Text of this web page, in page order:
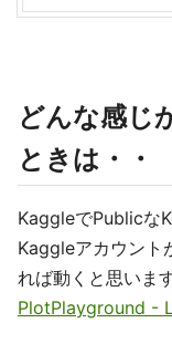
どんな感じ
ときは・・
KaggleでPublicな
Kaggleアカウント
れば動くと思いま
PlotPlayground -